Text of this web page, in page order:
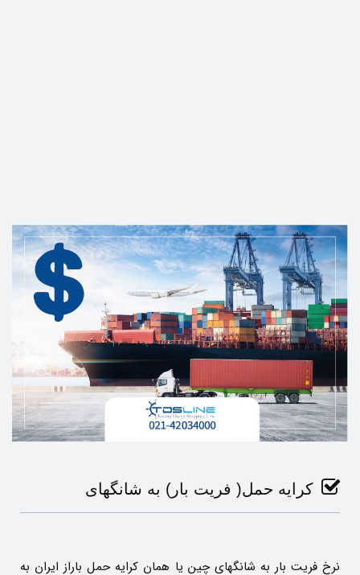
کرایه حمل( فریت بار) به شانگهای
نرخ فریت بار به شانگهای چین یا همان کرایه حمل باراز ایران به